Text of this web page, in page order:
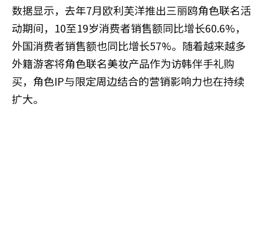
数据显示，去年7月欧利芙洋推出三丽鸥角色联名活
动期间，10至19岁消费者销售额同比增长60.6%，
外国消费者销售额也同比增长57%。随着越来越多
外籍游客将角色联名美妆产品作为访韩伴手礼购
买，角色IP与限定周边结合的营销影响力也在持续
扩大。